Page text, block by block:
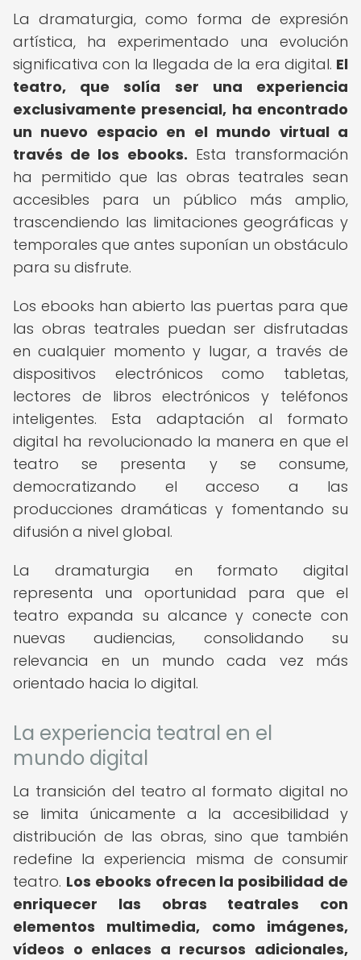
La dramaturgia, como forma de expresión
artística, ha experimentado una evolución
significativa con la llegada de la era digital. El
teatro, que solía ser una experiencia
exclusivamente presencial, ha encontrado
un nuevo espacio en el mundo virtual a
través de los ebooks. Esta transformación
ha permitido que las obras teatrales sean
accesibles para un público más amplio,
trascendiendo las limitaciones geográficas y
temporales que antes suponían un obstáculo
para su disfrute.
Los ebooks han abierto las puertas para que
las obras teatrales puedan ser disfrutadas
en cualquier momento y lugar, a través de
dispositivos electrónicos como tabletas,
lectores de libros electrónicos y teléfonos
inteligentes. Esta adaptación al formato
digital ha revolucionado la manera en que el
teatro se presenta y se consume,
democratizando el acceso a las
producciones dramáticas y fomentando su
difusión a nivel global.
La dramaturgia en formato digital
representa una oportunidad para que el
teatro expanda su alcance y conecte con
nuevas audiencias, consolidando su
relevancia en un mundo cada vez más
orientado hacia lo digital.
La experiencia teatral en el
mundo digital
La transición del teatro al formato digital no
se limita únicamente a la accesibilidad y
distribución de las obras, sino que también
redefine la experiencia misma de consumir
teatro. Los ebooks ofrecen la posibilidad de
enriquecer las obras teatrales con
elementos multimedia, como imágenes,
vídeos o enlaces a recursos adicionales,